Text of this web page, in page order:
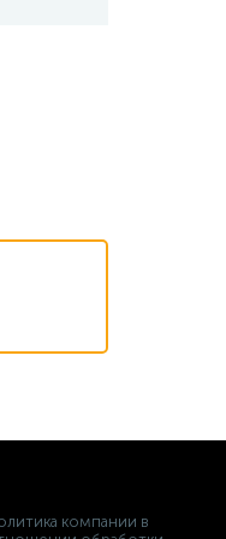
компании в